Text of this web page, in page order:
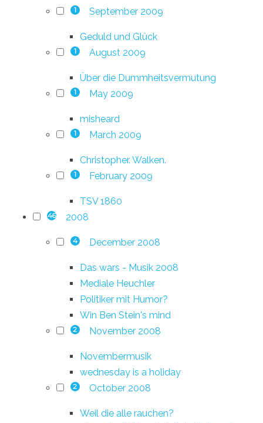
1 September 2009
Geduld und Glück
1 August 2009
Über die Dummheitsvermutung
1 May 2009
misheard
1 March 2009
Christopher. Walken.
1 February 2009
TSV 1860
46 2008
4 December 2008
Das wars - Musik 2008
Mediale Heuchler
Politiker mit Humor?
Win Ben Stein's mind
2 November 2008
Novembermusik
wednesday is a holiday
2 October 2008
Weil die alle rauchen?